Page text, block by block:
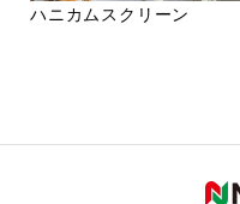
ハニカムスクリーン